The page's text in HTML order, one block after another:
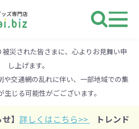
災された皆さまに、心よりお見舞い申
し上げます。
や交通網の乱れに伴い、一部地域での集
生じる可能性がごございます。
】 詳しくはこちら>>
トレンド